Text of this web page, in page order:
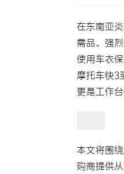
在东南亚
需品。强
使用车衣
摩托车快3
更是工作
本文将围绕
购商提供